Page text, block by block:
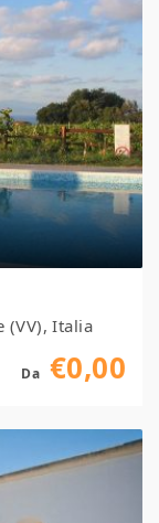
(VV), Italia
Da €0,00